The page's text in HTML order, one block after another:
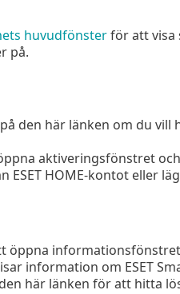
huvudfönsterför att visa
på.
den här länken om du
aktiveringsfönstret
ESET HOME-kontot eller
öppna
information om ESET
här länken för att hitta